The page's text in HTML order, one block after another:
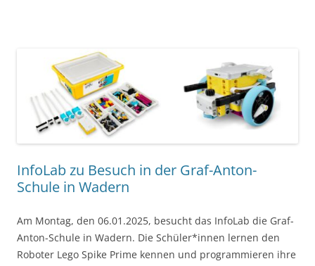
InfoLab zu Besuch in der Graf-Anton-
Schule in Wadern
Am Montag, den 06.01.2025, besucht das InfoLab die Graf-
Anton-Schule in Wadern. Die Schüler*innen lernen den
Roboter Lego Spike Prime kennen und programmieren ihre